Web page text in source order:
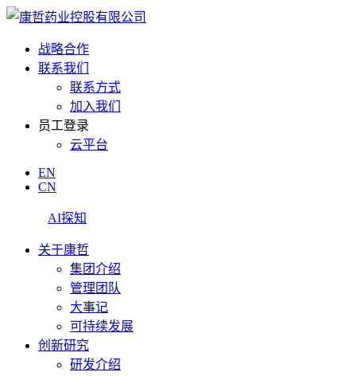
战略合作
联系我们
联系方式
加入我们
员工登录
云平台
EN
CN
AI探知
关于康哲
集团介绍
管理团队
大事记
可持续发展
创新研究
研发介绍